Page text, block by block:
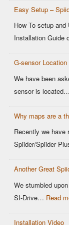
Easy Setup –
How To setup
Installation Guide
G-sensor
We have been
sensor is located…
Why maps are a
Recently we have
Spiider/Spiider
Another Great
We stumbled
SI-Drive… Read
Installation Video